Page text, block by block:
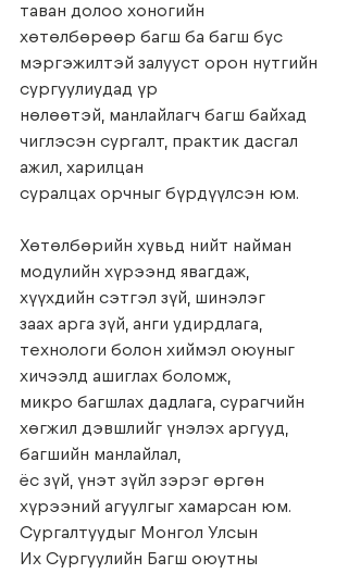
таван долоо хоногийн
хөтөлбөрөөр багш ба багш бус
мэргэжилтэй залууст орон нутгийн
сургуулиудад үр
нөлөөтэй, манлайлагч багш байхад
чиглэсэн сургалт, практик дасгал
ажил, харилцан
суралцах орчныг бүрдүүлсэн юм.
Хөтөлбөрийн хувьд нийт найман
модулийн хүрээнд явагдаж,
хүүхдийн сэтгэл зүй, шинэлэг
заах арга зүй, анги удирдлага,
технологи болон хиймэл оюуныг
хичээлд ашиглах боломж,
микро багшлах дадлага, сурагчийн
хөгжил дэвшлийг үнэлэх аргууд,
багшийн манлайлал,
ёс зүй, үнэт зүйл зэрэг өргөн
хүрээний агуулгыг хамарсан юм.
Сургалтуудыг Монгол Улсын
Их Сургуулийн Багш оюутны